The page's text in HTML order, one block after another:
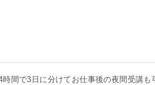
間で3日に分けてお仕事後の夜間受講も